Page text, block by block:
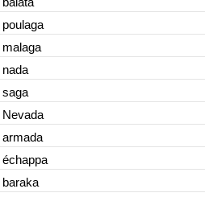
poulaga
malaga
nada
saga
Nevada
armada
échappa
baraka